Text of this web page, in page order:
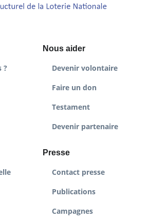
?
Nous aider
Devenir volontaire
Faire un don
Testament
Devenir partenaire
Presse
Contact presse
Publications
Campagnes